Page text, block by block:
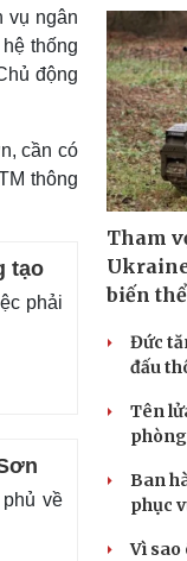
vụ ngân
thống
động
cần có
thông
tạo
phải
về
Tham
biến thể
Đức
đấu
Tên
Ban
phục
Vì